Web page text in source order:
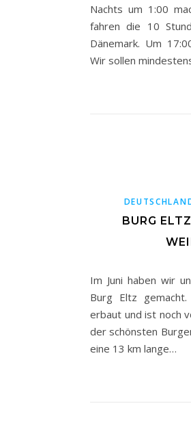
Nachts um 1:00
fahren die 10
Dänemark. Um
Wir sollen
BURG
Im Juni haben wir
Burg Eltz
erbaut und ist noch
der schönsten
eine 13 km lange…